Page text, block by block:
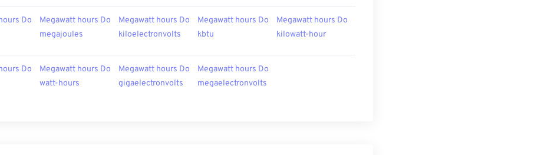
Do
Megawatt hours Do
megajoules
Megawatt hours Do
kiloelectronvolts
Megawatt hours Do
kbtu
Megawatt hours Do
kilowatt-hour
Do
Megawatt hours Do
watt-hours
Megawatt hours Do
gigaelectronvolts
Megawatt hours Do
megaelectronvolts